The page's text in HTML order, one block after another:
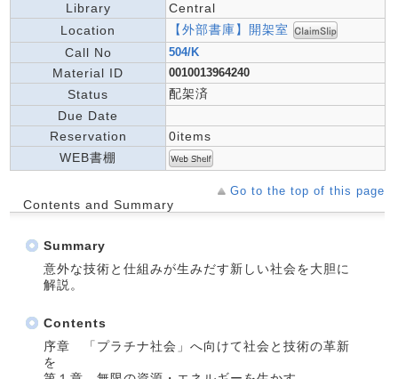
Library
Central
Location
【外部書庫】開架室
Call No
504/K
Material ID 0010013964240
Status
配架済
Due Date
Reservation
0items
WEB書棚
Go to the top of this page
Contents and Summary
Summary
意外な技術と仕組みが生みだす新しい社会を大胆に
解説。
Contents
序章 「プラチナ社会」へ向けて社会と技術の革新
を